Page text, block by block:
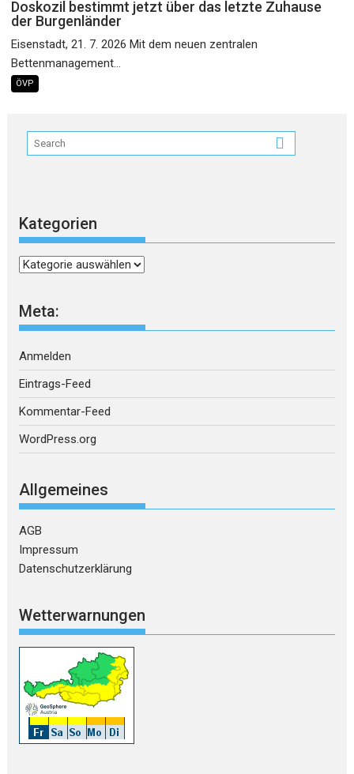
Doskozil bestimmt jetzt über das letzte Zuhause
der Burgenländer
Eisenstadt, 21. 7. 2026 Mit dem neuen zentralen
Bettenmanagement...
ÖVP
Kategorien
Kategorien
Meta:
Anmelden
Eintrags-Feed
Kommentar-Feed
WordPress.org
Allgemeines
AGB
Impressum
Datenschutzerklärung
Wetterwarnungen